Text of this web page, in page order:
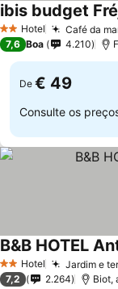
2 Estrelas
Hotel Café da
ibis budget
7,6 Boa 4.210
De € 49
Consulte os
2 Estrelas
Hotel Jardim e
B&B HOTEL
7,2 2.264 Biot,